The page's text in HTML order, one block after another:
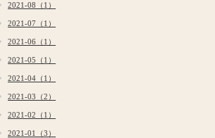
2021-08（1）
2021-07（1）
2021-06（1）
2021-05（1）
2021-04（1）
2021-03（2）
2021-02（1）
2021-01（3）